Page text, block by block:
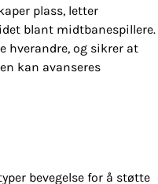
plass, letter
blant midtbanespillere.
hverandre, og sikrer at
kan avanseres
bevegelse for å støtte